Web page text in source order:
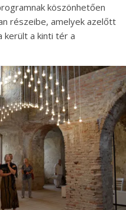
köszönhetően
részeibe, amelyek azelőtt
került a kinti tér a